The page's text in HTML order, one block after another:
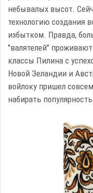
небывалых высот.
технологию создания
избытком. Правда,
"валятелей"
классы Пилина с
Новой Зеландии и
войлоку пришел
набирать